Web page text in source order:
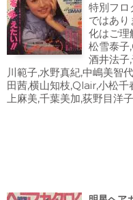
特別フロ
ではあ
化はご理
松雪泰
酒井法子
川範子,水野真紀,中嶋美智
田茜,横山知枝,Qlair,小松千
上麻美,千葉美加,荻野目洋